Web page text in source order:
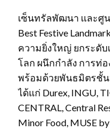
เซ็นทรัลพัฒนา และศู
Best Festive
ความยิ่งใหญ่ ยกระดับ
โลก ผนึกกำลัง การท่
พร้อมด้วยพันธมิตรชั้น
ได้แก่ Durex, INGU,
CENTRAL, Central
Minor Food, MUSE